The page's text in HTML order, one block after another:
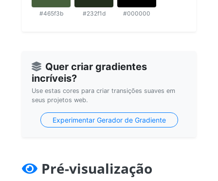
#465f3b #232f1d #000000
Quer criar gradientes
incríveis?
Use estas cores para criar transições suaves em
seus projetos web.
Experimentar Gerador de Gradiente
Pré-visualização